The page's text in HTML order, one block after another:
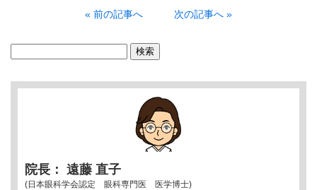
« 前の記事へ 次の記事へ »
院長： 遠藤 直子
(日本眼科学会認定 眼科専門医 医学博士)